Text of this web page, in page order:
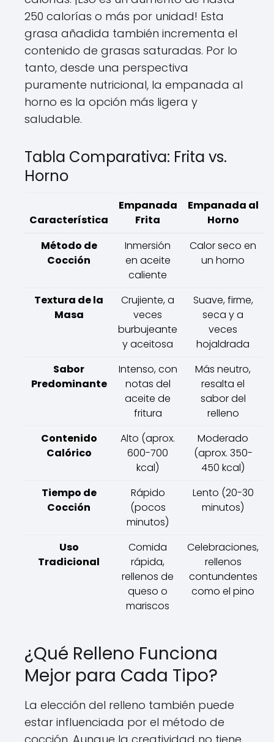
250 calorías o más por unidad! Esta
grasa añadida también incrementa el
contenido de grasas saturadas. Por lo
tanto, desde una perspectiva
puramente nutricional, la empanada al
horno es la opción más ligera y
saludable.
Tabla Comparativa: Frita vs.
Horno
Característica
Empanada
Frita
Empanada al
Horno
Método de
Cocción
Inmersión
en aceite
caliente
Calor seco en
un horno
Textura de la
Masa
Crujiente, a
veces
burbujeante
y aceitosa
Suave, firme,
seca y a
veces
hojaldrada
Sabor
Predominante
Intenso, con
notas del
aceite de
fritura
Más neutro,
resalta el
sabor del
relleno
Contenido
Calórico
Alto (aprox.
600-700
kcal)
Moderado
(aprox. 350-
450 kcal)
Tiempo de
Cocción
Rápido
(pocos
minutos)
Lento (20-30
minutos)
Uso
Tradicional
Comida
rápida,
rellenos de
queso o
mariscos
Celebraciones,
rellenos
contundentes
como el pino
¿Qué Relleno Funciona
Mejor para Cada Tipo?
La elección del relleno también puede
estar influenciada por el método de